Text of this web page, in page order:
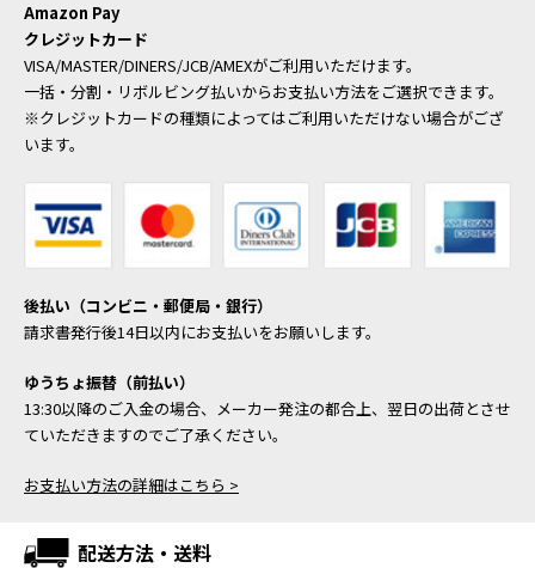
Amazon Pay
クレジットカード
VISA/MASTER/DINERS/JCB/AMEXがご利用いただけます。
一括・分割・リボルビング払いからお支払い方法をご選択できます。
※クレジットカードの種類によってはご利用いただけない場合がござ
います。
後払い（コンビニ・郵便局・銀行）
請求書発行後14日以内にお支払いをお願いします。
ゆうちょ振替（前払い）
13:30以降のご入金の場合、メーカー発注の都合上、翌日の出荷とさせ
ていただきますのでご了承ください。
お支払い方法の詳細はこちら >
配送方法・送料